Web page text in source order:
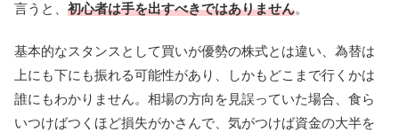
言うと、 初心者は手を出すべきではありません。
基本的なスタンスとして買いが優勢の株式とは違い、為替は
上にも下にも振れる可能性があり、しかもどこまで行くかは
誰にもわかりません。相場の方向を見誤っていた場合、食ら
いつけばつくほど損失がかさんで、気がつけば資金の大半を